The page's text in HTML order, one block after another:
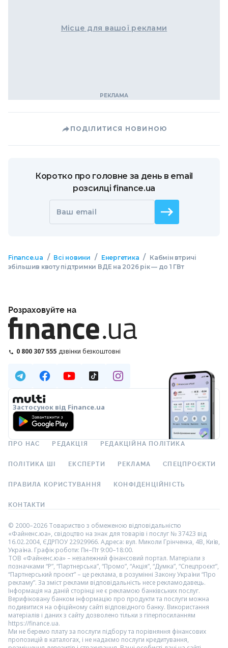
Місце для вашої реклами
ПОДІЛИТИСЯ НОВИНОЮ
Коротко про головне за день в email
розсилці finance.ua
Ваш email
Finance.ua / Всі новини / Енергетика / Кабмін втричі
збільшив квоту підтримки ВДЕ на 2026 рік — до 1 ГВт
Розраховуйте на
0 800 307 555 дзвінки безкоштовні
Застосунок від Finance.ua
ПРО НАС РЕДАКЦІЯ РЕДАКЦІЙНА ПОЛІТИКА
ПОЛІТИКА ШІ ЕКСПЕРТИ РЕКЛАМА СПЕЦПРОЄКТИ
ПРАВИЛА КОРИСТУВАННЯ КОНФІДЕНЦІЙНІСТЬ
КОНТАКТИ
© 2000–2026 Товариство з обмеженою відповідальністю
«Файненс.юа», свідоцтво на знак для товарів і послуг № 37423 від
16.02.2004, ЄДРПОУ 22929966. Адреса: вул. Миколи Грінченка, 4В, Київ,
Україна. Графік роботи: Пн–Пт 9:00–18:00.
ТОВ «Файненс.юа» – незалежний фінансовий портал. Матеріали з
позначками “Р”, “Партнерська”, “Промо”, “Акція”, “Думка”, “Спецпроєкт”,
“Партнерський проєкт” – це реклама, в розумінні Закону України “Про
рекламу”. За зміст реклами відповідальність несе рекламодавець.
Інформація на даній сторінці не є рекламою банківських послуг.
Верифіковану банком інформацію про продукти та послуги можна
подивитися на офіційному сайті відповідного банку. Використання
матеріалів і даних з сайту дозволено тільки з гіперпосиланням
https://finance.ua.
Ми не беремо плату за послуги підбору та порівняння фінансових
пропозицій в каталогах, і не надаємо послуги кредитування,